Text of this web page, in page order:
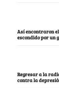
Así encontraron
escondido por un
Regresar a la
contra la